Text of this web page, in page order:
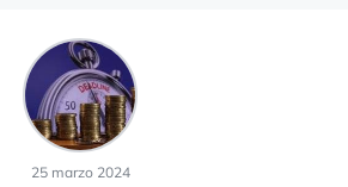
25 marzo 2024